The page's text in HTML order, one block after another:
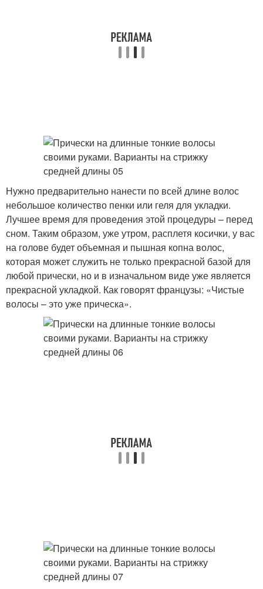
Нужно предварительно нанести по всей длине волос
небольшое количество пенки или геля для укладки.
Лучшее время для проведения этой процедуры – перед
сном. Таким образом, уже утром, расплетя косички, у вас
на голове будет объемная и пышная копна волос,
которая может служить не только прекрасной базой для
любой прически, но и в изначальном виде уже является
прекрасной укладкой. Как говорят французы: «Чистые
волосы – это уже прическа».